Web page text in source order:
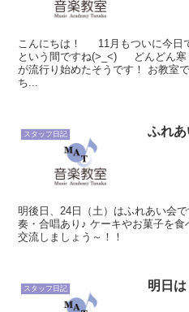
こんにちは！ 11月もついに今日
という間ですね(>_<) どんどん寒
が流行り始めたそうです！ お教室
ち...
スタッフ日記 ふれあ
明後日、24日（土）はふれあい会
奏・合唱あり♪ ケーキやお菓子を
交流しましょう～！！
スタッフ日記 明日は